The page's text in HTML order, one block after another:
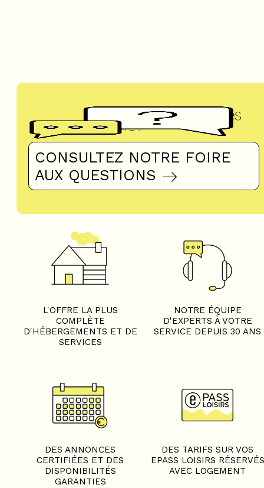
Questions fréquentes
UN DOUTE ?
CONSULTEZ NOTRE FOIRE
AUX QUESTIONS
L'OFFRE LA PLUS
COMPLÈTE
D'HÉBERGEMENTS ET DE
SERVICES
NOTRE ÉQUIPE
D'EXPERTS À VOTRE
SERVICE DEPUIS 30 ANS
DES ANNONCES
CERTIFIÉES ET DES
DISPONIBILITÉS
GARANTIES
DES TARIFS SUR VOS
EPASS LOISIRS RÉSERVÉS
AVEC LOGEMENT